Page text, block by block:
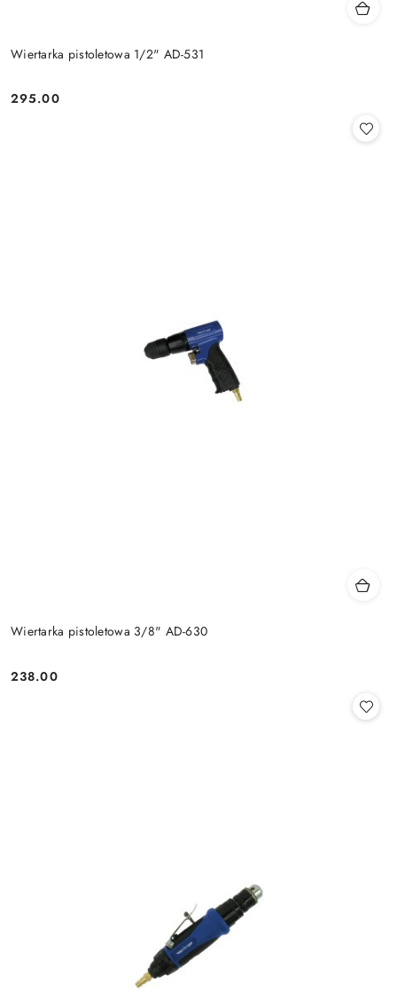
Wiertarka pistoletowa 1/2" AD-531
Cena:
295.00
Wiertarka pistoletowa 3/8" AD-630
Cena:
238.00